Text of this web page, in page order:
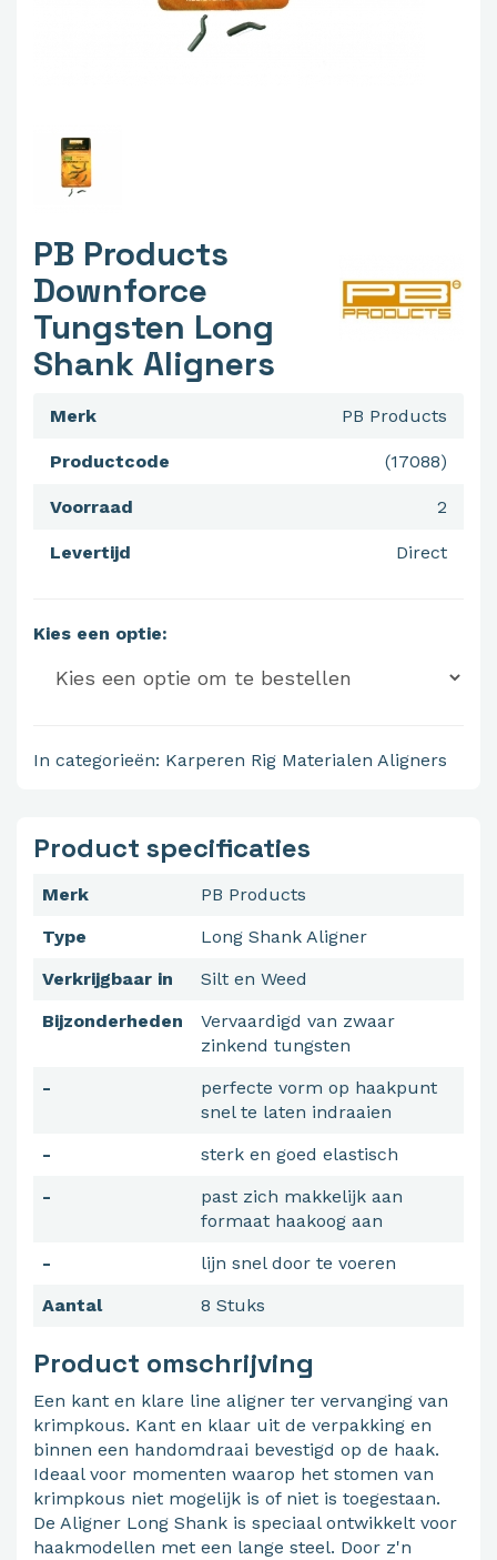
PB Products
Downforce
Tungsten Long
Shank Aligners
PB Products
Merk
(17088)
Productcode
2
Voorraad
Direct
Levertijd
Kies een optie:
In categorieën: Karperen Rig Materialen Aligners
Product specificaties
Merk
PB Products
Type
Long Shank Aligner
Verkrijgbaar in
Silt en Weed
Bijzonderheden
Vervaardigd van zwaar
zinkend tungsten
-
perfecte vorm op haakpunt
snel te laten indraaien
-
sterk en goed elastisch
-
past zich makkelijk aan
formaat haakoog aan
-
lijn snel door te voeren
Aantal
8 Stuks
Product omschrijving
Een kant en klare line aligner ter vervanging van
krimpkous. Kant en klaar uit de verpakking en
binnen een handomdraai bevestigd op de haak.
Ideaal voor momenten waarop het stomen van
krimpkous niet mogelijk is of niet is toegestaan.
De Aligner Long Shank is speciaal ontwikkelt voor
haakmodellen met een lange steel. Door z'n